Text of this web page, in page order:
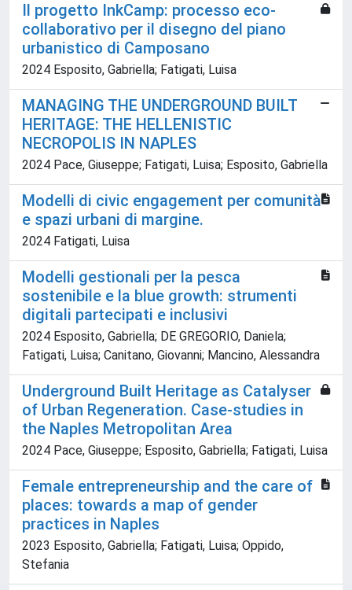
Il progetto InkCamp: processo eco-
collaborativo per il disegno del piano
urbanistico di Camposano
2024 Esposito, Gabriella; Fatigati, Luisa
MANAGING THE UNDERGROUND BUILT
HERITAGE: THE HELLENISTIC
NECROPOLIS IN NAPLES
2024 Pace, Giuseppe; Fatigati, Luisa; Esposito, Gabriella
Modelli di civic engagement per comunità
e spazi urbani di margine.
2024 Fatigati, Luisa
Modelli gestionali per la pesca
sostenibile e la blue growth: strumenti
digitali partecipati e inclusivi
2024 Esposito, Gabriella; DE GREGORIO, Daniela;
Fatigati, Luisa; Canitano, Giovanni; Mancino, Alessandra
Underground Built Heritage as Catalyser
of Urban Regeneration. Case-studies in
the Naples Metropolitan Area
2024 Pace, Giuseppe; Esposito, Gabriella; Fatigati, Luisa
Female entrepreneurship and the care of
places: towards a map of gender
practices in Naples
2023 Esposito, Gabriella; Fatigati, Luisa; Oppido,
Stefania